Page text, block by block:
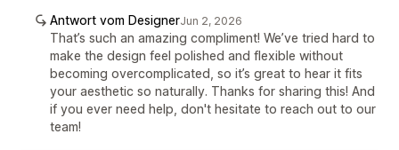
Antwort vom DesignerJun 2, 2026
That’s such an amazing compliment! We’ve tried hard to
make the design feel polished and flexible without
becoming overcomplicated, so it’s great to hear it fits
your aesthetic so naturally. Thanks for sharing this! And
if you ever need help, don't hesitate to reach out to our
team!